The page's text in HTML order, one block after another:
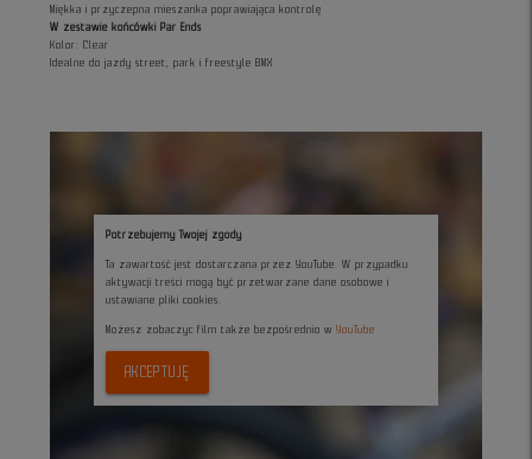
Miękka i przyczepna mieszanka poprawiająca kontrolę
W zestawie końcówki Par Ends
Kolor: Clear
Idealne do jazdy street, park i freestyle BMX
Potrzebujemy Twojej zgody
Ta zawartość jest dostarczana przez YouTube. W przypadku
aktywacji treści mogą być przetwarzane dane osobowe i
ustawiane pliki cookies.
Możesz zobaczyc film także bezpośrednio w YouTube
AKCEPTUJĘ